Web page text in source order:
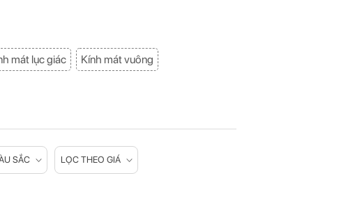
mát lục giác
Kính mát vuông
SẮC LỌC THEO GIÁ